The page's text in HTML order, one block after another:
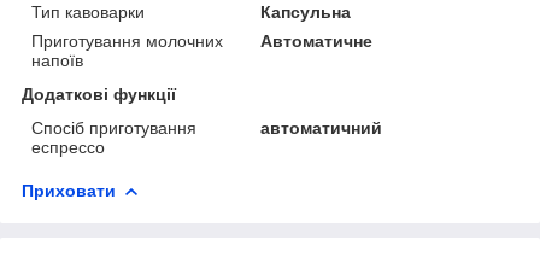
Тип кавоварки
Капсульна
Приготування молочних
напоїв
Автоматичне
Додаткові функції
Спосіб приготування
еспрессо
автоматичний
Приховати